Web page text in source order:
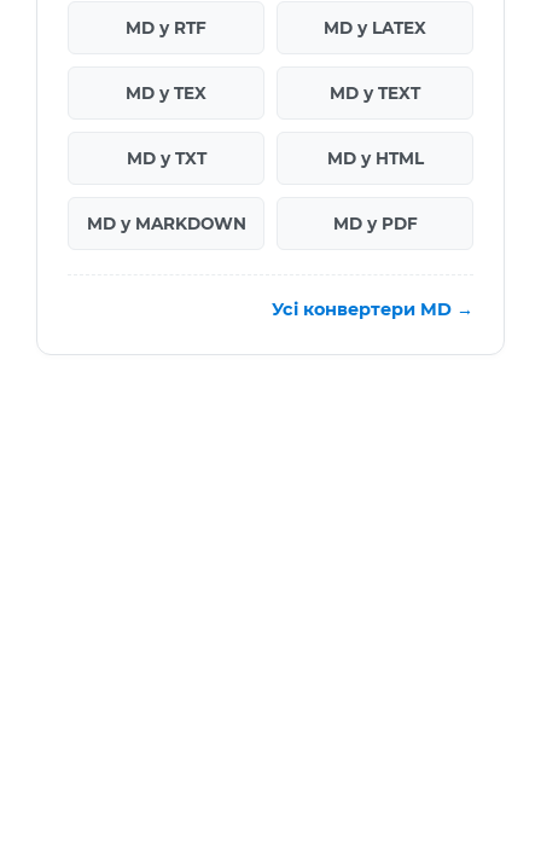
MD у RTF MD у LATEX
MD у TEX MD у TEXT
MD у TXT MD у HTML
MD у MARKDOWN MD у PDF
Усі конвертери MD →